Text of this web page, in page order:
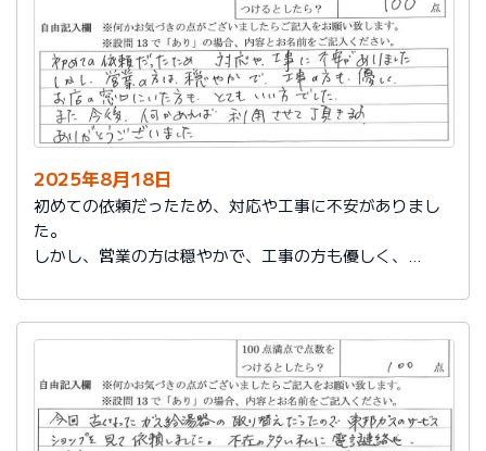
2025年8月18日
初めての依頼だったため、対応や工事に不安がありまし
た。
しかし、営業の方は穏やかで、工事の方も優しく、
また今後、何かあれば利用させて頂きます。
ありがとうございました。